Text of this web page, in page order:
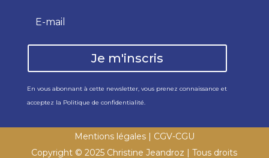
Je m'inscris
En vous abonnant à cette newsletter, vous prenez connaissance et
acceptez la Politique de confidentialité.
Mentions légales | CGV-CGU
Copyright © 2025 Christine Jeandroz | Tous droits